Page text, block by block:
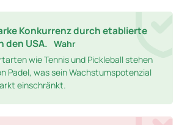
Konkurrenz durch etablierte
den USA. Wahr
wie Tennis und Pickleball stehen
Padel, was sein Wachstumspotenzial
einschränkt.